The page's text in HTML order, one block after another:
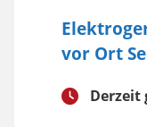
vor Ort
Derzeit